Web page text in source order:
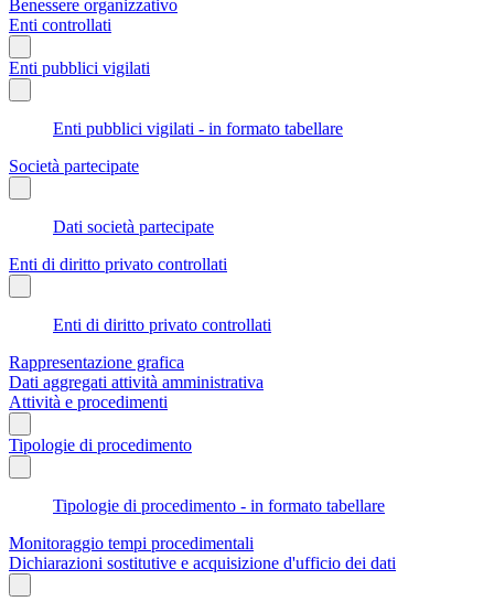
Benessere organizzativo
Enti controllati
Enti pubblici vigilati
Enti pubblici vigilati - in formato tabellare
Società partecipate
Dati società partecipate
Enti di diritto privato controllati
Enti di diritto privato controllati
Rappresentazione grafica
Dati aggregati attività amministrativa
Attività e procedimenti
Tipologie di procedimento
Tipologie di procedimento - in formato tabellare
Monitoraggio tempi procedimentali
Dichiarazioni sostitutive e acquisizione d'ufficio dei dati